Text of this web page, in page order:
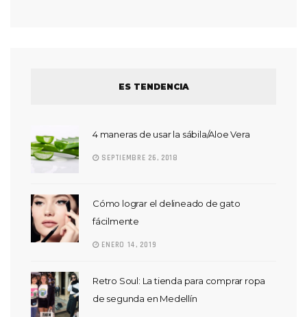
ES TENDENCIA
4 maneras de usar la sábila/Aloe Vera
SEPTIEMBRE 26, 2018
Cómo lograr el delineado de gato
fácilmente
ENERO 14, 2019
Retro Soul: La tienda para comprar ropa
de segunda en Medellín